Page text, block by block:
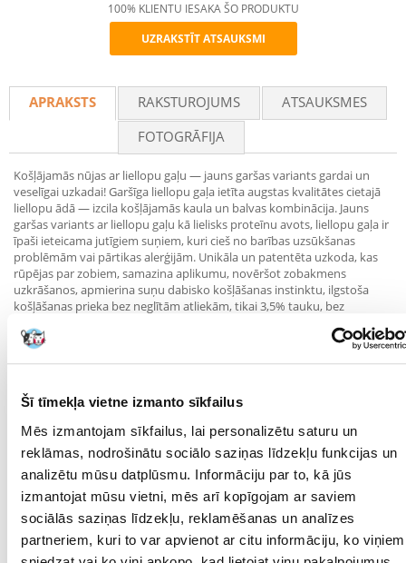
Šī tīmekļa vietne izmanto sīkfailus
Mēs izmantojam sīkfailus, lai personalizētu saturu un
reklāmas, nodrošinātu sociālo saziņas līdzekļu funkcijas un
analizētu mūsu datplūsmu. Informāciju par to, kā jūs
izmantojat mūsu vietni, mēs arī kopīgojam ar saviem
sociālās saziņas līdzekļu, reklamēšanas un analīzes
partneriem, kuri to var apvienot ar citu informāciju, ko viņiem
Recommend
100% KLIENTU IESAKA ŠO PRODUKTU
UZRAKSTĪT ATSAUKSMI
APRAKSTS RAKSTUROJUMS
ATSAUKSMES
FOTOGRĀFIJA
Košļājamās nūjas ar liellopu gaļu — jauns garšas variants gardai un
veselīgai uzkadai! Garšīga liellopu gaļa ietīta augstas kvalitātes cietajā
liellopu ādā — izcila košļājamās kaula un balvas kombinācija. Jauns
garšas variants ar liellopu gaļu kā lielisks proteīnu avots, liellopu gaļa ir
īpaši ieteicama jutīgiem suņiem, kuri cieš no barības uzsūkšanas
problēmām vai pārtikas alerģijām. Unikāla un patentēta uzkoda, kas
rūpējas par zobiem, samazina aplikumu, novēršot zobakmens
uzkrāšanos, apmierina suņu dabisko košļāšanas instinktu, ilgstoša
košļāšanas prieka bez neglītām atliekām, tikai 3,5% tauku, bez
Parametri
(KG):
MĀJDZĪVNIEKA
IZMĒRS:
Universāls
8IN1
Mērķis